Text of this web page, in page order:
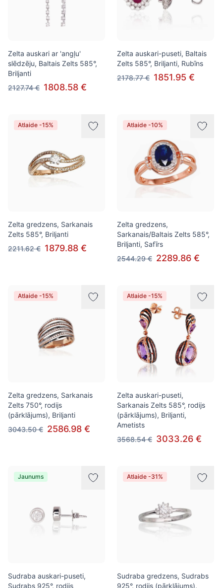
Zelta auskari ar 'angļu'
slēdzēju, Baltais Zelts 585°,
Briljanti
2127.74 € 1808.58 €
Zelta auskari-puseti, Baltais
Zelts 585°, Briljanti, Rubīns
2178.77 € 1851.95 €
Atlaide -15%
Zelta gredzens, Sarkanais
Zelts 585°, Briljanti
2211.62 € 1879.88 €
Atlaide -10%
Zelta gredzens,
Sarkanais/Baltais Zelts 585°,
Briljanti, Safīrs
2544.29 € 2289.86 €
Atlaide -15%
Zelta gredzens, Sarkanais
Zelts 750°, rodijs
(pārklājums), Briljanti
3043.50 € 2586.98 €
Atlaide -15%
Zelta auskari-puseti,
Sarkanais Zelts 585°, rodijs
(pārklājums), Briljanti,
Ametists
3568.54 € 3033.26 €
Jaunums
Sudraba auskari-puseti,
Sudrabs 925°, rodijs
Atlaide -31%
Sudraba gredzens, Sudrabs
925°, rodijs (pārklājums),